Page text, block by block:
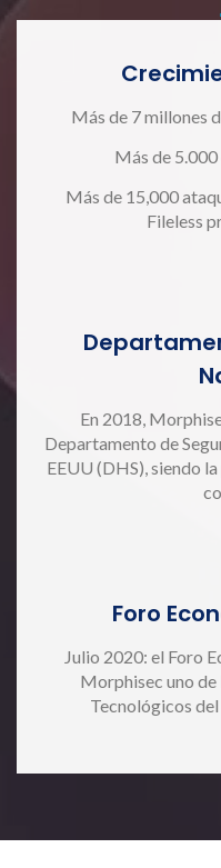
Más de 7 millones
Más de
Más de 15,000
Fileless
En 2018,
Departamento de
EEUU (DHS), siendo
Foro
Julio 2020: el Foro
Morphisec uno
Tecnológicos